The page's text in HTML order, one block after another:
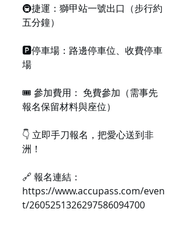
🚇捷運：獅甲站一號出口（步行約
五分鐘）
🅿️停車場：路邊停車位、收費停車
場
🎟️ 參加費用： 免費參加（需事先
報名保留材料與座位）
👇 立即手刀報名，把愛心送到非
洲！
🔗 報名連結：
https://www.accupass.com/even
t/2605251326297586094700